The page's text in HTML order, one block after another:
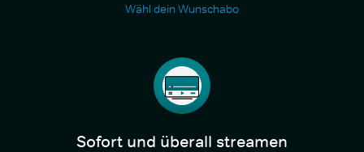
Wähl dein Wunschabo
Sofort und überall streamen